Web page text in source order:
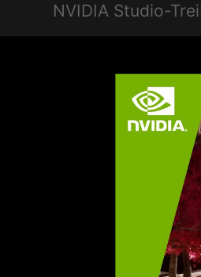
NVIDIA Studio-
Der unsichtbare
Hinter jeder NVIDIA-GPU und
Studio-Treiber. Gemeinsam
optimieren Tester und
wie deine NVIDIA-Hardware
funktioniert, indem sie